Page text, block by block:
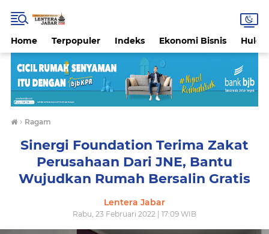
Home Terpopuler Indeks Ekonomi Bisnis
› Ragam
Sinergi Foundation Terima Zakat
Perusahaan Dari JNE, Bantu
Wujudkan Rumah Bersalin Gratis
Lentera Jabar
Rabu, 23 Februari 2022 | 17:09 WIB